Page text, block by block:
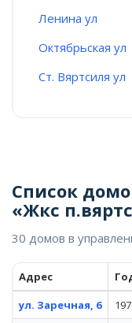
Ленина ул
Октябрьская ул
Ст. Вяртсиля ул
Список
«Жкс
30 домов в
Адрес
ул. Заречная, 6